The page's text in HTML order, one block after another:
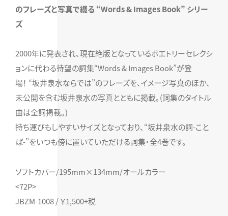
のフレーズと写真で綴る “Words & Images Book” シリー
ズ
2000年に発表され、現在絶版となっているポエトリーセレクシ
ョンに代わる待望の詞集“Words & Images Book”が登
場！ “坂井泉水ならでは”のフレーズを、イメージ写真のほか、
未公開を含む坂井泉水の写真とともに掲載。(詞集のタイトル
曲は全詞掲載。)
持ち運びもしやすいサイズとなっており、“坂井泉水の詞-こと
ば-”をいつも傍に置いていただける詞集・全4巻です。
ソフトカバー/195mm×134mm/オールカラー
<72P>
JBZM-1008 / ￥1,500+税